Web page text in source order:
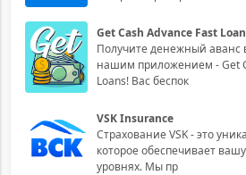
Get Cash Advance Fast
Получите денежный аванс
нашим приложением - Get
Loans! Вас беспок
VSK Insurance
Страхование VSK - это
которое обеспечивает
уровнях. Мы пр